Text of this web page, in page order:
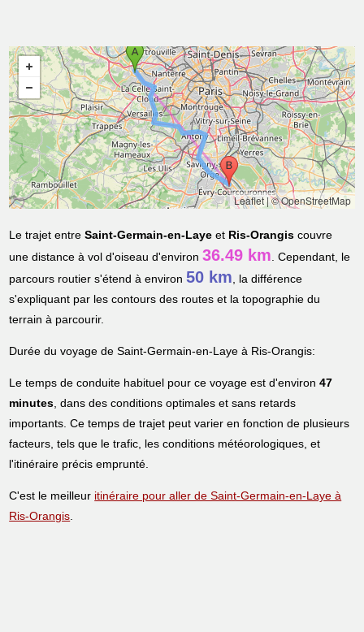
Leaflet|© OpenStreetMap
Le trajet entreSaint-Germain-en-Laye et Ris-Orangis couvre
une distance à vol d'oiseau d'environ36.49 km. Cependant, le
parcours routier s'étend à environ50 km, la différence
s'expliquant par les contours des routes et la topographie du
terrain à parcourir.
Durée du voyage de Saint-Germain-en-Laye à Ris-Orangis:
Le temps de conduite habituel pour ce voyage est d'environ47
minutes, dans des conditions optimales et sans retards
importants. Ce temps de trajet peut varier en fonction de plusieurs
facteurs, tels que le trafic, les conditions météorologiques, et
l'itinéraire précis emprunté.
C'est le meilleur itinéraire pour aller de Saint-Germain-en-Laye à
Ris-Orangis.